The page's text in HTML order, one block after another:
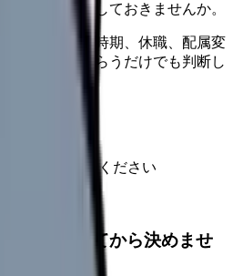
道だけ確保しておきませんか。
夫です。退職時期、休職、配属変
整理してもらうだけでも判断し
報を確認してください
件を比べてから決めませ